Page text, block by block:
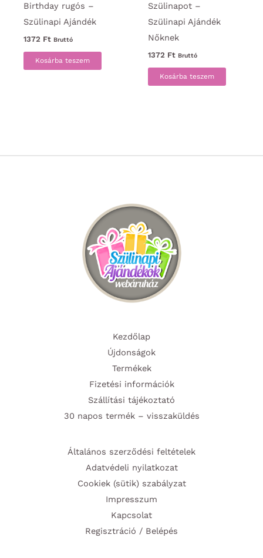
Birthday rugós –
Szülinapi Ajándék
1372 Ft Bruttó
Kosárba teszem
Szülinapot –
Szülinapi Ajándék
Nőknek
1372 Ft Bruttó
Kosárba teszem
Kezdőlap
Újdonságok
Termékek
Fizetési információk
Szállítási tájékoztató
30 napos termék – visszaküldés
Általános szerződési feltételek
Adatvédeli nyilatkozat
Cookiek (sütik) szabályzat
Impresszum
Kapcsolat
Regisztráció / Belépés